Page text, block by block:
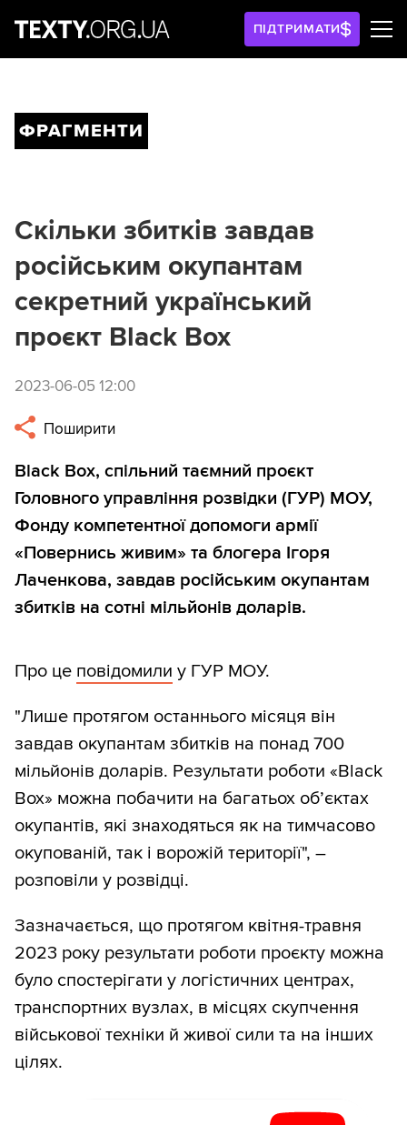
ПІДТРИМАТИ
ФРАГМЕНТИ
Скільки збитків завдав
російським окупантам
секретний український
проєкт Black Box
2023-06-05 12:00
Поширити
Black Box, спільний таємний проєкт
Головного управління розвідки (ГУР) МОУ,
Фонду компетентної допомоги армії
«Повернись живим» та блогера Ігоря
Лаченкова, завдав російським окупантам
збитків на сотні мільйонів доларів.
Про це повідомили у ГУР МОУ.
"Лише протягом останнього місяця він
завдав окупантам збитків на понад 700
мільйонів доларів. Результати роботи «Black
Box» можна побачити на багатьох об’єктах
окупантів, які знаходяться як на тимчасово
окупованій, так і ворожій території", –
розповіли у розвідці.
Зазначається, що протягом квітня-травня
2023 року результати роботи проєкту можна
було спостерігати у логістичних центрах,
транспортних вузлах, в місцях скупчення
військової техніки й живої сили та на інших
цілях.